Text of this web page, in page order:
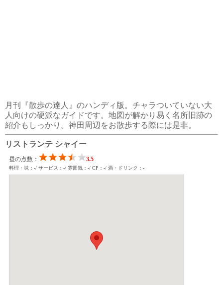
月刊『散歩の達人』のハンディ版。チャラついていない大
人向けの硬派なガイドです。地図が解かり易く名所旧跡の
紹介もしっかり。神田周辺をお散歩する際には是非。
リストランテ シャイー